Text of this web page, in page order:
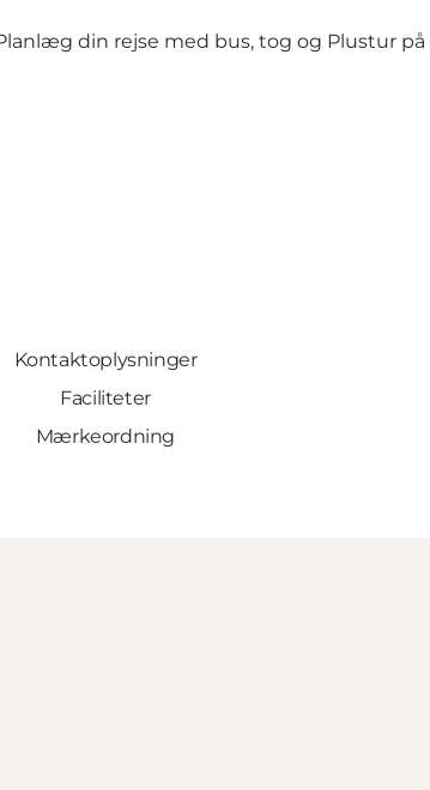
din rejse med bus, tog og Plustur på
Kontaktoplysninger
Faciliteter
Mærkeordning